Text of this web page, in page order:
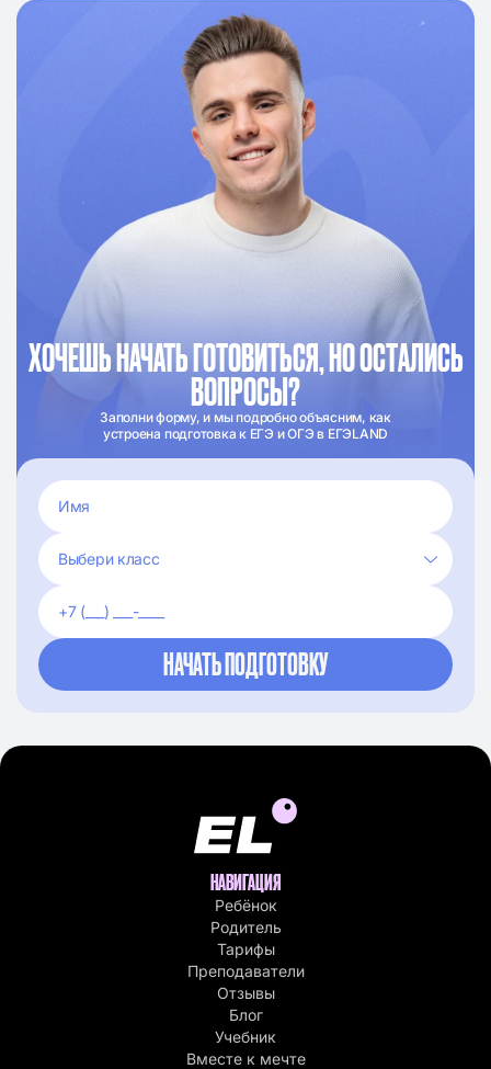
ХОЧЕШЬ НАЧАТЬ ГОТОВИТЬСЯ, НО ОСТАЛИСЬ
ВОПРОСЫ?
Заполни форму, и мы подробно объясним, как
устроена подготовка к ЕГЭ и ОГЭ в ЕГЭLAND
НАВИГАЦИЯ
Ребёнок
Родитель
Тарифы
Преподаватели
Отзывы
Блог
Учебник
Вместе к мечте